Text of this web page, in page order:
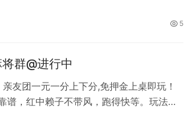
你想怎么玩怎么玩，群内小改改也多， 5
群@进行中
友团一元一分上下分,免押金上桌即玩！
谱，红中赖子不带风，跑得快等。玩法多